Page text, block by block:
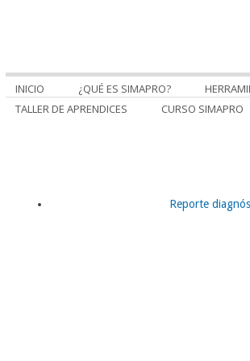
INICIO ¿QUÉ ES SIMAPRO?
TALLER DE APRENDICES
CURSO SIMAPRO
Reporte